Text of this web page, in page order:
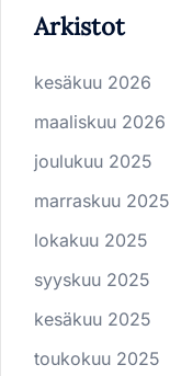
Arkistot
kesäkuu 2026
maaliskuu 2026
joulukuu 2025
marraskuu 2025
lokakuu 2025
syyskuu 2025
kesäkuu 2025
toukokuu 2025